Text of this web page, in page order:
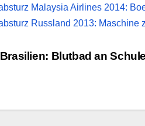
Malaysia Airlines 2014:
Russland 2013: Maschine
Blutbad an